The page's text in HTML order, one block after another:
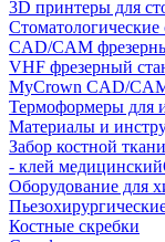
3D принтеры для
Стоматологические
CAD/CAM
VHF фрезерный
MyCrown CAD/
Термоформеры для
Материалы и
Забор костной ткани
- клей медицинский
Оборудование для
Костные скребки